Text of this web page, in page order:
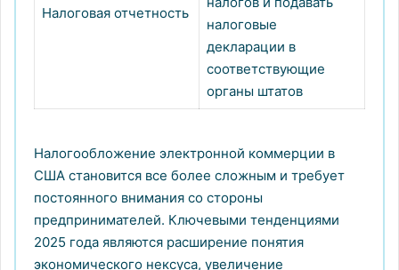
Налоговая отчетность
налоговые
декларации в
соответствующие
органы штатов
Налогообложение электронной коммерции в
США становится все более сложным и требует
постоянного внимания со стороны
предпринимателей. Ключевыми тенденциями
2025 года являются расширение понятия
экономического нексуса, увеличение